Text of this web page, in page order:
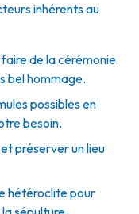
inhérents au
de la cérémonie
bel hommage.
possibles en
besoin.
préserver un lieu
hétéroclite pour